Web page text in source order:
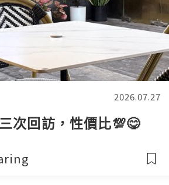
2026.07.27
次回訪，性價比💯😋